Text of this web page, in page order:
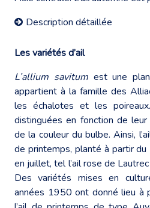
Description détaillée
Les variétés d’ail
L’allium savitumest une
appartient à la famille des
les échalotes et les
distinguées en fonction de
de la couleur du bulbe. Ainsi,
de printemps, planté à partir
en juillet, tel l’ail rose de
Des variétés mises en
années 1950 ont donné lieu à